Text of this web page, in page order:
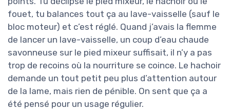
fouet, tu balances tout ça au lave-vaisselle (sauf le
bloc moteur) et c’est réglé. Quand j’avais la flemme
de lancer un lave-vaisselle, un coup d’eau chaude
savonneuse sur le pied mixeur suffisait, il n’y a pas
trop de recoins où la nourriture se coince. Le hachoir
demande un tout petit peu plus d’attention autour
de la lame, mais rien de pénible. On sent que ça a
été pensé pour un usage régulier.